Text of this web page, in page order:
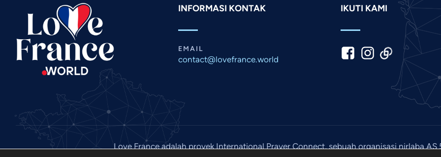
INFORMASI KONTAK
EMAIL
contact@lovefrance.world
IKUTI KAMI
Love France adalah proyek International Prayer Connect, sebuah organisasi nirlaba